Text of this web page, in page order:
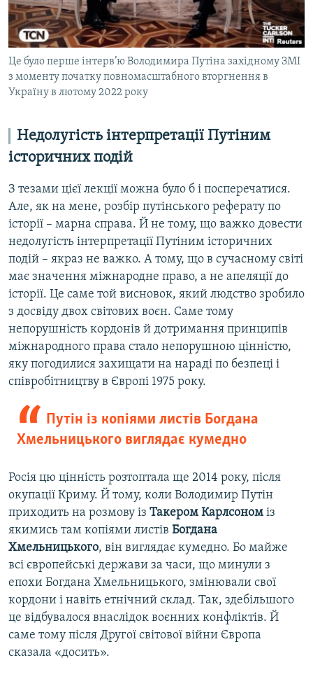
Це було перше інтерв’ю Володимира Путіна західному ЗМІ
з моменту початку повномасштабного вторгнення в
Україну в лютому 2022 року
Недолугість інтерпретації Путіним
історичних подій
З тезами цієї лекції можна було б і посперечатися.
Але, як на мене, розбір путінського реферату по
історії – марна справа. Й не тому, що важко довести
недолугість інтерпретації Путіним історичних
подій – якраз не важко. А тому, що в сучасному світі
має значення міжнародне право, а не апеляції до
історії. Це саме той висновок, який людство зробило
з досвіду двох світових воєн. Саме тому
непорушність кордонів й дотримання принципів
міжнародного права стало непорушною цінністю,
яку погодилися захищати на нараді по безпеці і
співробітництву в Європі 1975 року.
Путін із копіями листів Богдана
Хмельницького виглядає кумедно
Росія цю цінність розтоптала ще 2014 року, після
окупації Криму. Й тому, коли Володимир Путін
приходить на розмову із Такером Карлсоном із
якимись там копіями листів Богдана
Хмельницького, він виглядає кумедно. Бо майже
всі європейські держави за часи, що минули з
епохи Богдана Хмельницького, змінювали свої
кордони і навіть етнічний склад. Так, здебільшого
це відбувалося внаслідок воєнних конфліктів. Й
саме тому після Другої світової війни Європа
сказала «досить».